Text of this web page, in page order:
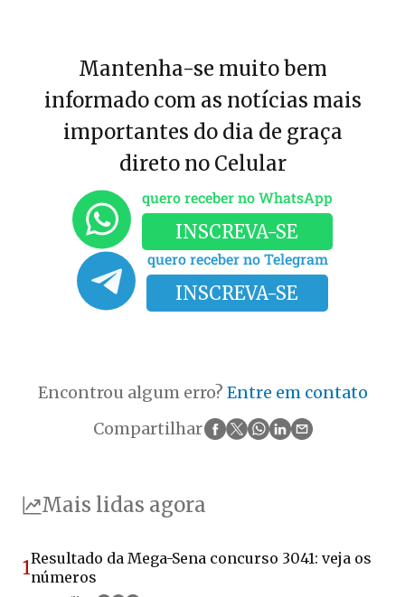
Mantenha-se muito bem
informado com as notícias mais
importantes do dia de graça
direto no Celular
quero receber no WhatsApp
INSCREVA-SE
quero receber no Telegram
INSCREVA-SE
Encontrou algum erro? Entre em contato
Compartilhar
Mais lidas agora
1Resultado da Mega-Sena concurso 3041: veja os
números